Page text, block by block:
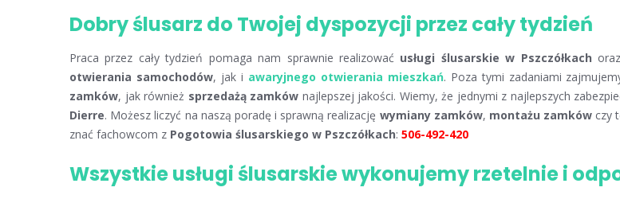
Dobry ślusarz do Twojej dyspozycji przez cały tydzień
Praca przez cały tydzień pomaga nam sprawnie realizować usługi ślusarskie w Pszczółkach
otwierania samochodów, jak i awaryjnego otwierania mieszkań. Poza tymi zadaniami
zamków, jak również sprzedażą zamków najlepszej jakości. Wiemy, że jednymi z najlepszych
Dierre. Możesz liczyć na naszą poradę i sprawną realizację wymiany zamków, montażu zamków czy
znać fachowcom z Pogotowia ślusarskiego w Pszczółkach: 506-492-420
Wszystkie usługi ślusarskie wykonujemy rzetelnie i